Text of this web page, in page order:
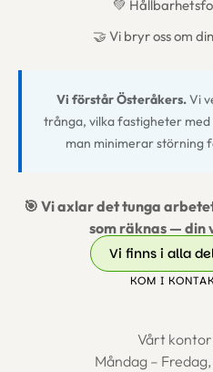
💚
🤝 Vi bryr oss om
Vi förstår Österåkers.Vi
trånga, vilka fastigheter
man minimerar störning
🎯 Vi axlar det tunga
som räknas — din
Vi finns i alla
KOM I
Vårt
Måndag –